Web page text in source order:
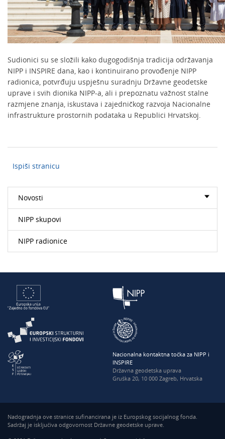
Sudionici su se složili kako dugogodišnja tradicija održavanja
NIPP i INSPIRE dana, kao i kontinuirano provođenje NIPP
radionica, potvrđuju uspješnu suradnju Državne geodetske
uprave i svih dionika NIPP-a, ali i prepoznatu važnost stalne
razmjene znanja, iskustava i zajedničkog razvoja Nacionalne
infrastrukture prostornih podataka u Republici Hrvatskoj.
Ispiši stranicu
Novosti
NIPP skupovi
NIPP radionice
Nacionalna kontaktna točka za NIPP i
INSPIRE
Državna geodetska uprava
Gruška 20, 10 000 Zagreb, Hrvatska
Nadogradnja ove stranice sufinancirana je iz Europskog socijalnog fonda.
Sadržaj je isključiva odgovornost Državne geodetske uprave.